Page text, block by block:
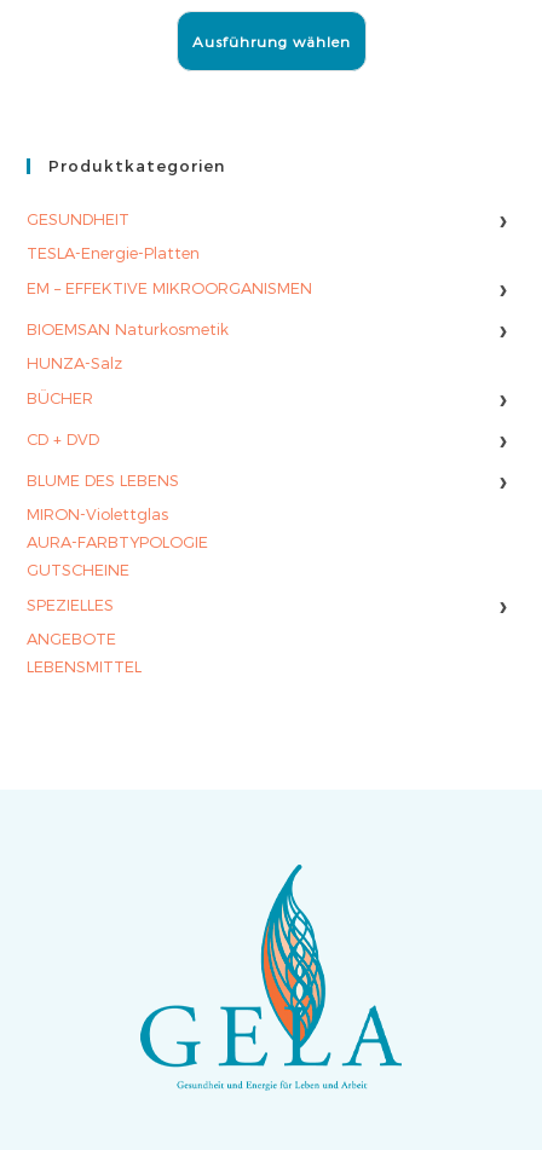
Ausführung wählen
Produktkategorien
GESUNDHEIT ›
TESLA-Energie-Platten
EM – EFFEKTIVE MIKROORGANISMEN
›
BIOEMSAN Naturkosmetik ›
HUNZA-Salz
BÜCHER
›
CD + DVD ›
BLUME DES LEBENS ›
MIRON-Violettglas
AURA-FARBTYPOLOGIE
GUTSCHEINE
SPEZIELLES
›
ANGEBOTE
LEBENSMITTEL